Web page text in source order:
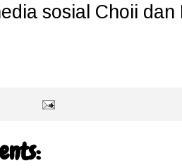
sosial Choii